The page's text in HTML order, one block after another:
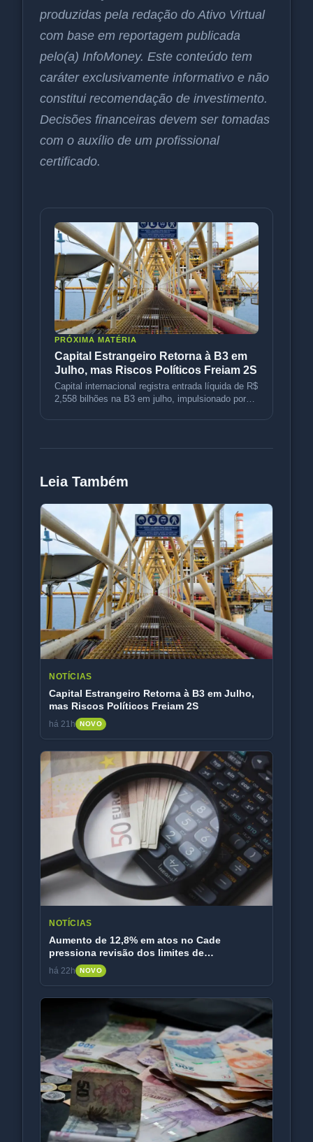
produzidas pela redação do Ativo Virtual
com base em reportagem publicada
pelo(a) InfoMoney. Este conteúdo tem
caráter exclusivamente informativo e não
constitui recomendação de investimento.
Decisões financeiras devem ser tomadas
com o auxílio de um profissional
certificado.
PRÓXIMA MATÉRIA
Capital Estrangeiro Retorna à B3 em
Julho, mas Riscos Políticos Freiam 2S
Capital internacional registra entrada líquida de R$
2,558 bilhões na B3 em julho, impulsionado por
Leia Também
NOTÍCIAS
Capital Estrangeiro Retorna à B3 em Julho,
mas Riscos Políticos Freiam 2S
há 21h NOVO
NOTÍCIAS
Aumento de 12,8% em atos no Cade
pressiona revisão dos limites de
faturamento
há 22h NOVO